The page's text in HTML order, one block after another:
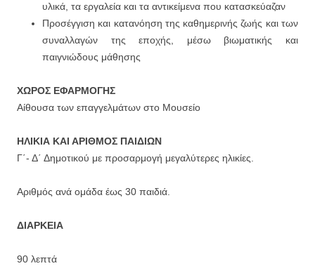
υλικά, τα εργαλεία και τα αντικείμενα που κατασκεύαζαν
Προσέγγιση και κατανόηση της καθημερινής ζωής και των
συναλλαγών της εποχής, μέσω βιωματικής και
παιγνιώδους μάθησης
ΧΩΡΟΣ ΕΦΑΡΜΟΓΗΣ
Αίθουσα των επαγγελμάτων στο Μουσείο
ΗΛΙΚΙΑ ΚΑΙ ΑΡΙΘΜΟΣ ΠΑΙΔΙΩΝ
Γ΄- Δ΄ Δημοτικού με προσαρμογή μεγαλύτερες ηλικίες.
Αριθμός ανά ομάδα έως 30 παιδιά.
ΔΙΑΡΚΕΙΑ
90 λεπτά